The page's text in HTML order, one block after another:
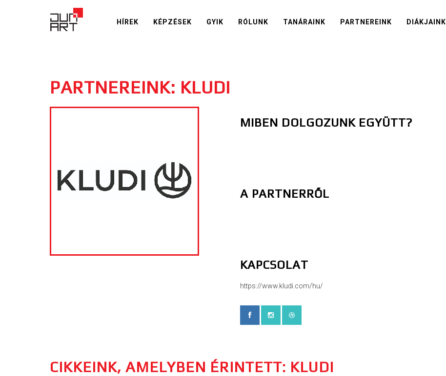
HÍREK KÉPZÉSEK GYIK RÓLUNK TANÁRAINK PARTNEREINK DIÁKJAINK
PARTNEREINK: KLUDI
MIBEN DOLGOZUNK EGYÜTT?
A PARTNERRŐL
KAPCSOLAT
https://www.kludi.com/hu/
CIKKEINK, AMELYBEN ÉRINTETT: KLUDI